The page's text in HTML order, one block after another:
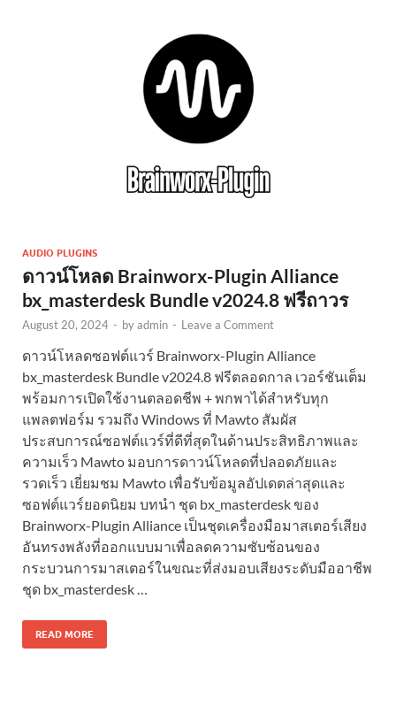
AUDIO PLUGINS
ดาวน์โหลด Brainworx-Plugin Alliance
bx_masterdesk Bundle v2024.8 ฟรีถาวร
August 20, 2024 - byadmin - Leave a Comment
ดาวน์โหลดซอฟต์แวร์ Brainworx-Plugin Alliance
bx_masterdesk Bundle v2024.8 ฟรีตลอดกาล เวอร์ชันเต็ม
พร้อมการเปิดใช้งานตลอดชีพ + พกพาได้สำหรับทุก
แพลตฟอร์ม รวมถึง Windows ที่ Mawto สัมผัส
ประสบการณ์ซอฟต์แวร์ที่ดีที่สุดในด้านประสิทธิภาพและ
ความเร็ว Mawto มอบการดาวน์โหลดที่ปลอดภัยและ
รวดเร็ว เยี่ยมชม Mawto เพื่อรับข้อมูลอัปเดตล่าสุดและ
ซอฟต์แวร์ยอดนิยม บทนำ ชุด bx_masterdesk ของ
Brainworx-Plugin Alliance เป็นชุดเครื่องมือมาสเตอร์เสียง
อันทรงพลังที่ออกแบบมาเพื่อลดความซับซ้อนของ
กระบวนการมาสเตอร์ในขณะที่ส่งมอบเสียงระดับมืออาชีพ
ชุด bx_masterdesk …
READ MORE